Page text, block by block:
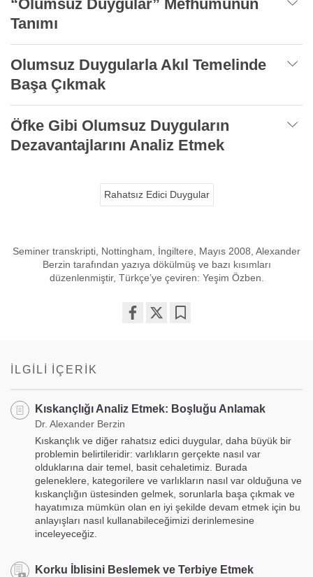
“Olumsuz Duygular” Mefhumunun
Tanımı
Olumsuz Duygularla Akıl Temelinde
Başa Çıkmak
Öfke Gibi Olumsuz Duyguların
Dezavantajlarını Analiz Etmek
Rahatsız Edici Duygular
Seminer transkripti, Nottingham, İngiltere, Mayıs 2008, Alexander
Berzin tarafından yazıya dökülmüş ve bazı kısımları
düzenlenmiştir, Türkçe’ye çeviren: Yeşim Özben.
İLGILI İÇERIK
Kıskançlığı Analiz Etmek: Boşluğu Anlamak
Dr. Alexander Berzin
Kıskançlık ve diğer rahatsız edici duygular, daha büyük bir
problemin belirtileridir: varlıkların gerçekte nasıl var
olduklarına dair temel, basit cehaletimiz. Burada
geleneklere, kategorilere ve varlıkların nasıl var olduğuna ve
kıskançlığın üstesinden gelmek, sorunlarla başa çıkmak ve
hayatımıza mümkün olan en iyi şekilde devam etmek için bu
anlayışları nasıl kullanabileceğimizi derinlemesine
inceleyeceğiz.
Korku İblisini Beslemek ve Terbiye Etmek